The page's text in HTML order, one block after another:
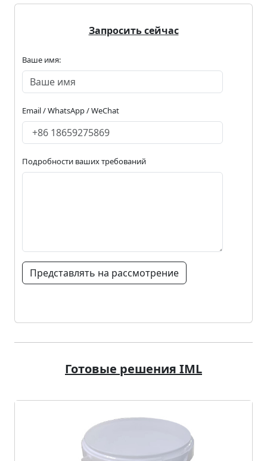
Запросить сейчас
Ваше имя:
Email / WhatsApp / WeChat
Подробности ваших требований
Представлять на рассмотрение
Готовые решения IML